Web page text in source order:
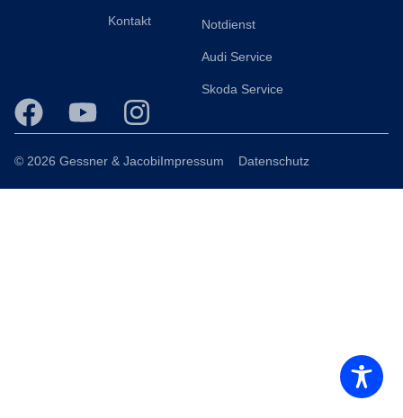
Kontakt Notdienst
Audi Service
Skoda Service
© 2026 Gessner & JacobiImpressum Datenschutz